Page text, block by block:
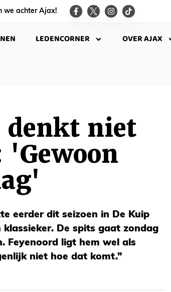
we achter Ajax!
LEDENCORNER OVER AJAX
denkt niet
'Gewoon
eerder dit seizoen in De Kuip
De spits gaat zondag
Feyenoord ligt hem wel als
niet hoe dat komt.”